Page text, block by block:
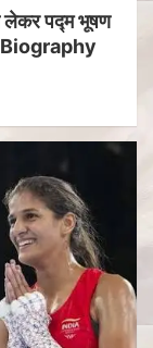
लेकर पद्म भूषण
Biography